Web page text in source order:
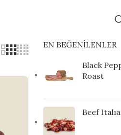
EN BEĞENILENLER
Black
Roast
Beef